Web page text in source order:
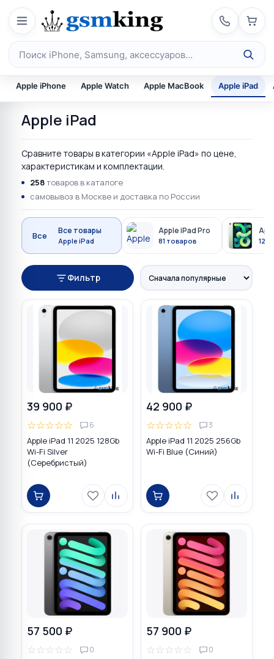
Перейти к содержимому
Поиск по каталогу
Apple iPhone Apple Watch Apple MacBook Apple iPad
Apple iPad
Сравните товары в категории «Apple iPad» по цене,
характеристикам и комплектации.
258товаров в каталоге
самовывоз в Москве и доставка по России
Все Все товары
Apple iPad
Apple iPad Pro
81 товаров 129
Фильтр
39 900 ₽
☆☆☆☆☆ 6
Apple iPad 11 2025 128Gb
Wi-Fi Silver
(Серебристый)
42 900 ₽
☆☆☆☆☆ 3
Apple iPad 11 2025 256Gb
Wi-Fi Blue (Синий)
57 500 ₽
☆☆☆☆☆ 0
57 900 ₽
☆☆☆☆☆ 0